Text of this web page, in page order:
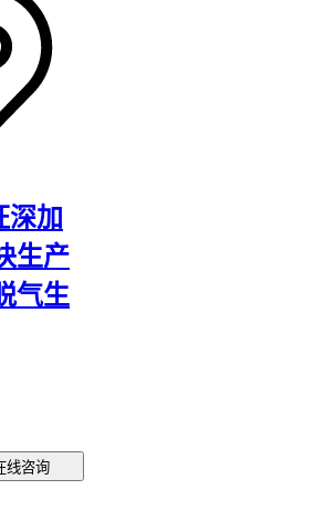
在脱皮
致后续
率适
简单且
备的连
配220V
，应优
虽然初
侧重。
深加
生产
气生
线咨询